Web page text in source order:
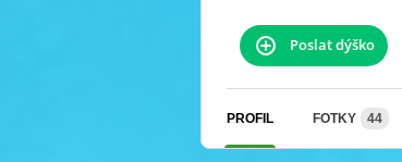
Poslat dýško
PROFIL FOTKY 44